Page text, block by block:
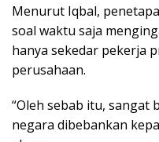
Menurut Iqbal,
soal waktu saja
hanya sekedar pekerja
perusahaan.
“Oleh sebab itu,
negara dibebankan